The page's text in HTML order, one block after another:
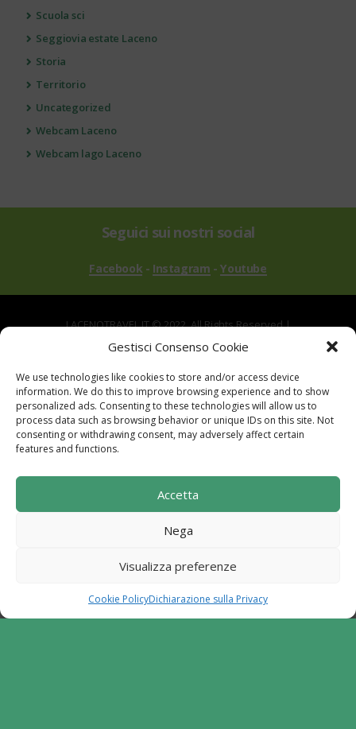
Gestisci Consenso Cookie
We use technologies like cookies to store and/or access device
information. We do this to improve browsing experience and to show
personalized ads. Consenting to these technologies will allow us to
process data such as browsing behavior or unique IDs on this site. Not
consenting or withdrawing consent, may adversely affect certain
features and functions.
Accetta
Nega
Visualizza preferenze
Cookie PolicyDichiarazione sulla Privacy
Scuola sci
Seggiovia estate Laceno
Storia
Territorio
Uncategorized
Webcam Laceno
Webcam lago Laceno
Seguici sui nostri social
Facebook - Instagram -Youtube
LACENOTRAVEL.IT © 2022. All Rights Reserved |
via Alle Mandrie, 83043 Bagnoli Irpino AV | P.IVA
Powered byTreeWeb|Privacy| Cookie |
Contatti |Mappa del Sito
Sito realizzato con i fondi del "Gruppo di Azione
Locale I Sentieri del Buon Vivere s.c. a r.l.".
Programma di Sviluppo Rurale per la Campania
2014-2020. Misura 19 - Sviluppo Locale di tipo
6.2.1. Aiuto all'avviamento d'impresa per attività